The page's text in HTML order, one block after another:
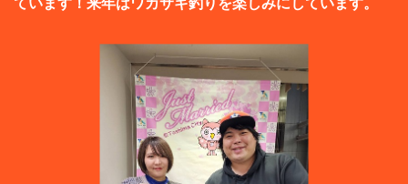
ています！来年はワカサギ釣りを楽しみにしています。